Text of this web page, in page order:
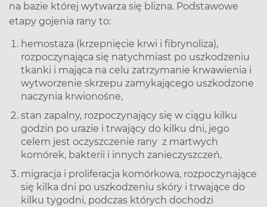
na bazie której wytwarza się blizna. Podstawowe
etapy gojenia rany to:
hemostaza (krzepnięcie krwi i fibrynoliza),
rozpoczynająca się natychmiast po uszkodzeniu
tkanki i mająca na celu zatrzymanie krwawienia i
wytworzenie skrzepu zamykającego uszkodzone
naczynia krwionośne,
stan zapalny, rozpoczynający się w ciągu kilku
godzin po urazie i trwający do kilku dni, jego
celem jest oczyszczenie rany z martwych
komórek, bakterii i innych zanieczyszczeń,
migracja i proliferacja komórkowa, rozpoczynające
się kilka dni po uszkodzeniu skóry i trwające do
kilku tygodni, podczas których dochodzi